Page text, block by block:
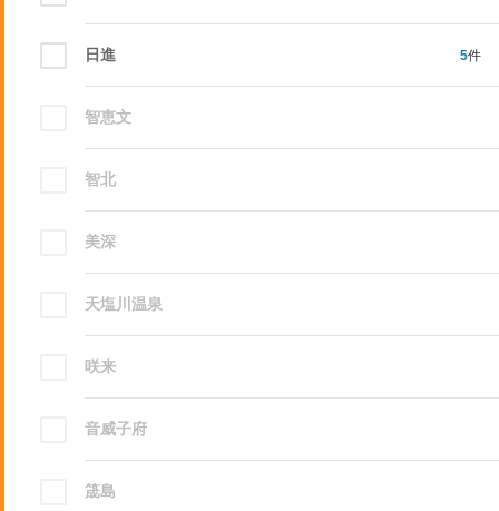
日進 5件
智恵文
智北
美深
天塩川温泉
咲来
音威子府
筬島